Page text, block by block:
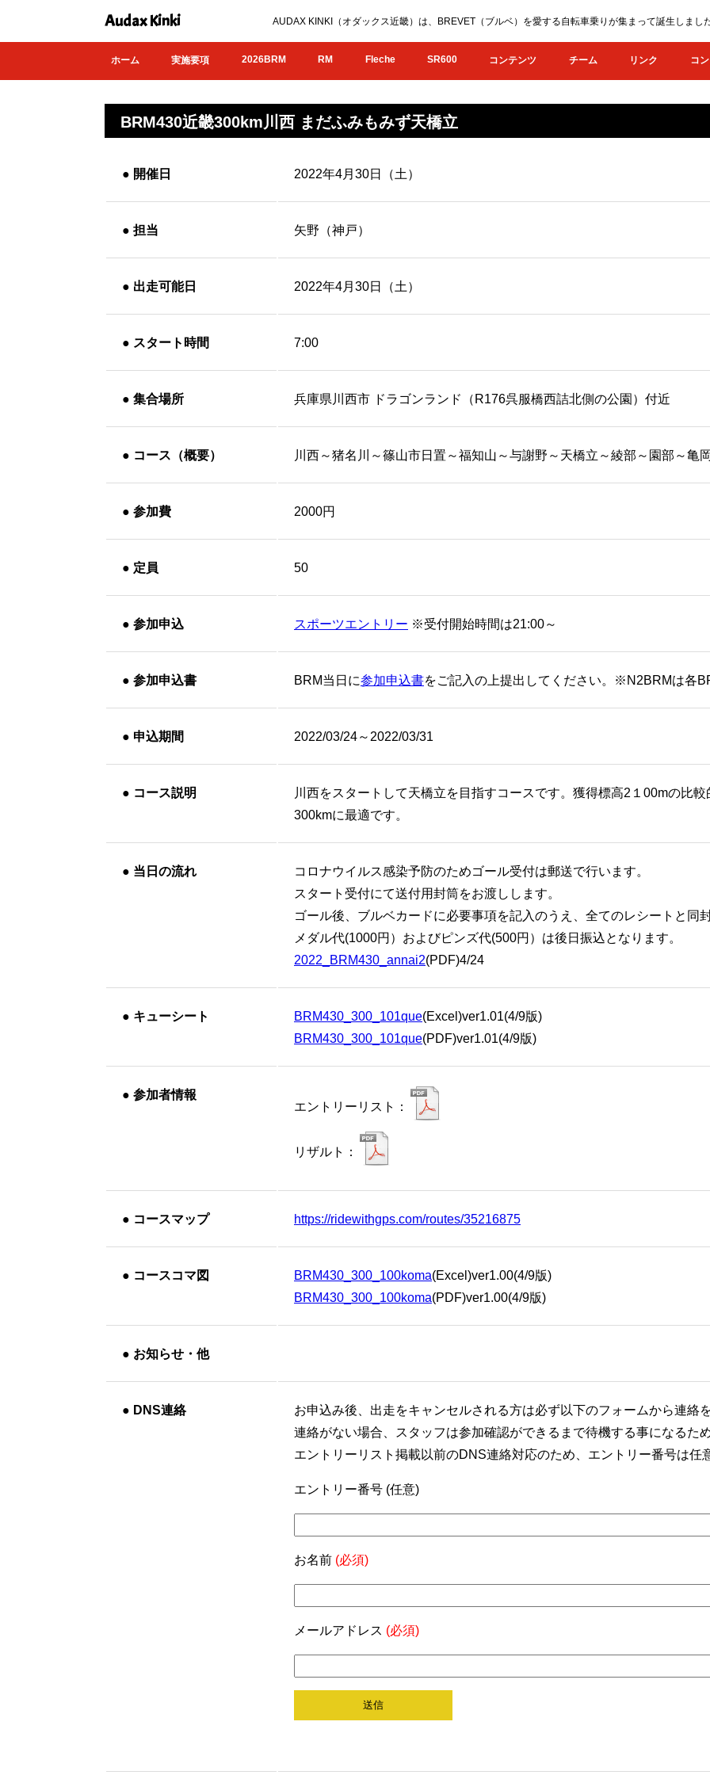
Audax Kinki AUDAX KINKI（オダックス近畿）は、BREVET（ブルベ）を愛する自転車乗りが集まって誕生しまし
ホーム 実施要項 2026BRM RM Fleche SR600 コンテンツ チーム リンク コ
BRM430近畿300km川西 まだふみもみず天橋立
● 開催日 2022年4月30日（土）
● 担当 矢野（神戸）
● 出走可能日 2022年4月30日（土）
● スタート時間 7:00
● 集合場所 兵庫県川西市 ドラゴンランド（R176呉服橋西詰北側の公園）付近
● コース（概要） 川西～猪名川～篠山市日置～福知山～与謝野～天橋立～綾部～園部～亀
● 参加費 2000円
● 定員 50
● 参加申込 スポーツエントリー ※受付開始時間は21:00～
● 参加申込書 BRM当日に参加申込書をご記入の上提出してください。※N2BRMは各
● 申込期間 2022/03/24～2022/03/31
● コース説明
川西をスタートして天橋立を目指すコースです。獲得標高2１00mの比
300kmに最適です。
● 当日の流れ
コロナウイルス感染予防のためゴール受付は郵送で行います。
スタート受付にて送付用封筒をお渡しします。
ゴール後、ブルベカードに必要事項を記入のうえ、全てのレシートと同
メダル代(1000円）およびピンズ代(500円）は後日振込となります。
2022_BRM430_annai2(PDF)4/24
● キューシート BRM430_300_101que(Excel)ver1.01(4/9版)
BRM430_300_101que(PDF)ver1.01(4/9版)
● 参加者情報
エントリーリスト：
リザルト：
● コースマップ https://ridewithgps.com/routes/35216875
● コースコマ図 BRM430_300_100koma(Excel)ver1.00(4/9版)
BRM430_300_100koma(PDF)ver1.00(4/9版)
● お知らせ・他
● DNS連絡
お申込み後、出走をキャンセルされる方は必ず以下のフォームから連絡
連絡がない場合、スタッフは参加確認ができるまで待機する事になるた
エントリーリスト掲載以前のDNS連絡対応のため、エントリー番号は任
エントリー番号 (任意)
お名前 (必須)
メールアドレス (必須)